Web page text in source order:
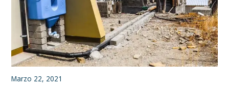
Italia 5×1000
en
it
Marzo 22, 2021